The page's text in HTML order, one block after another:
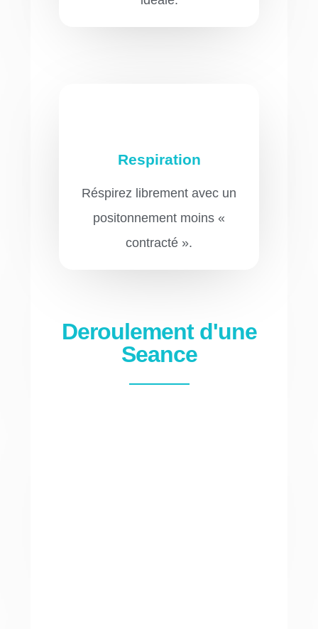
Respiration
Réspirez librement avec un
positonnement moins «
contracté ».
Deroulement d'une
Seance